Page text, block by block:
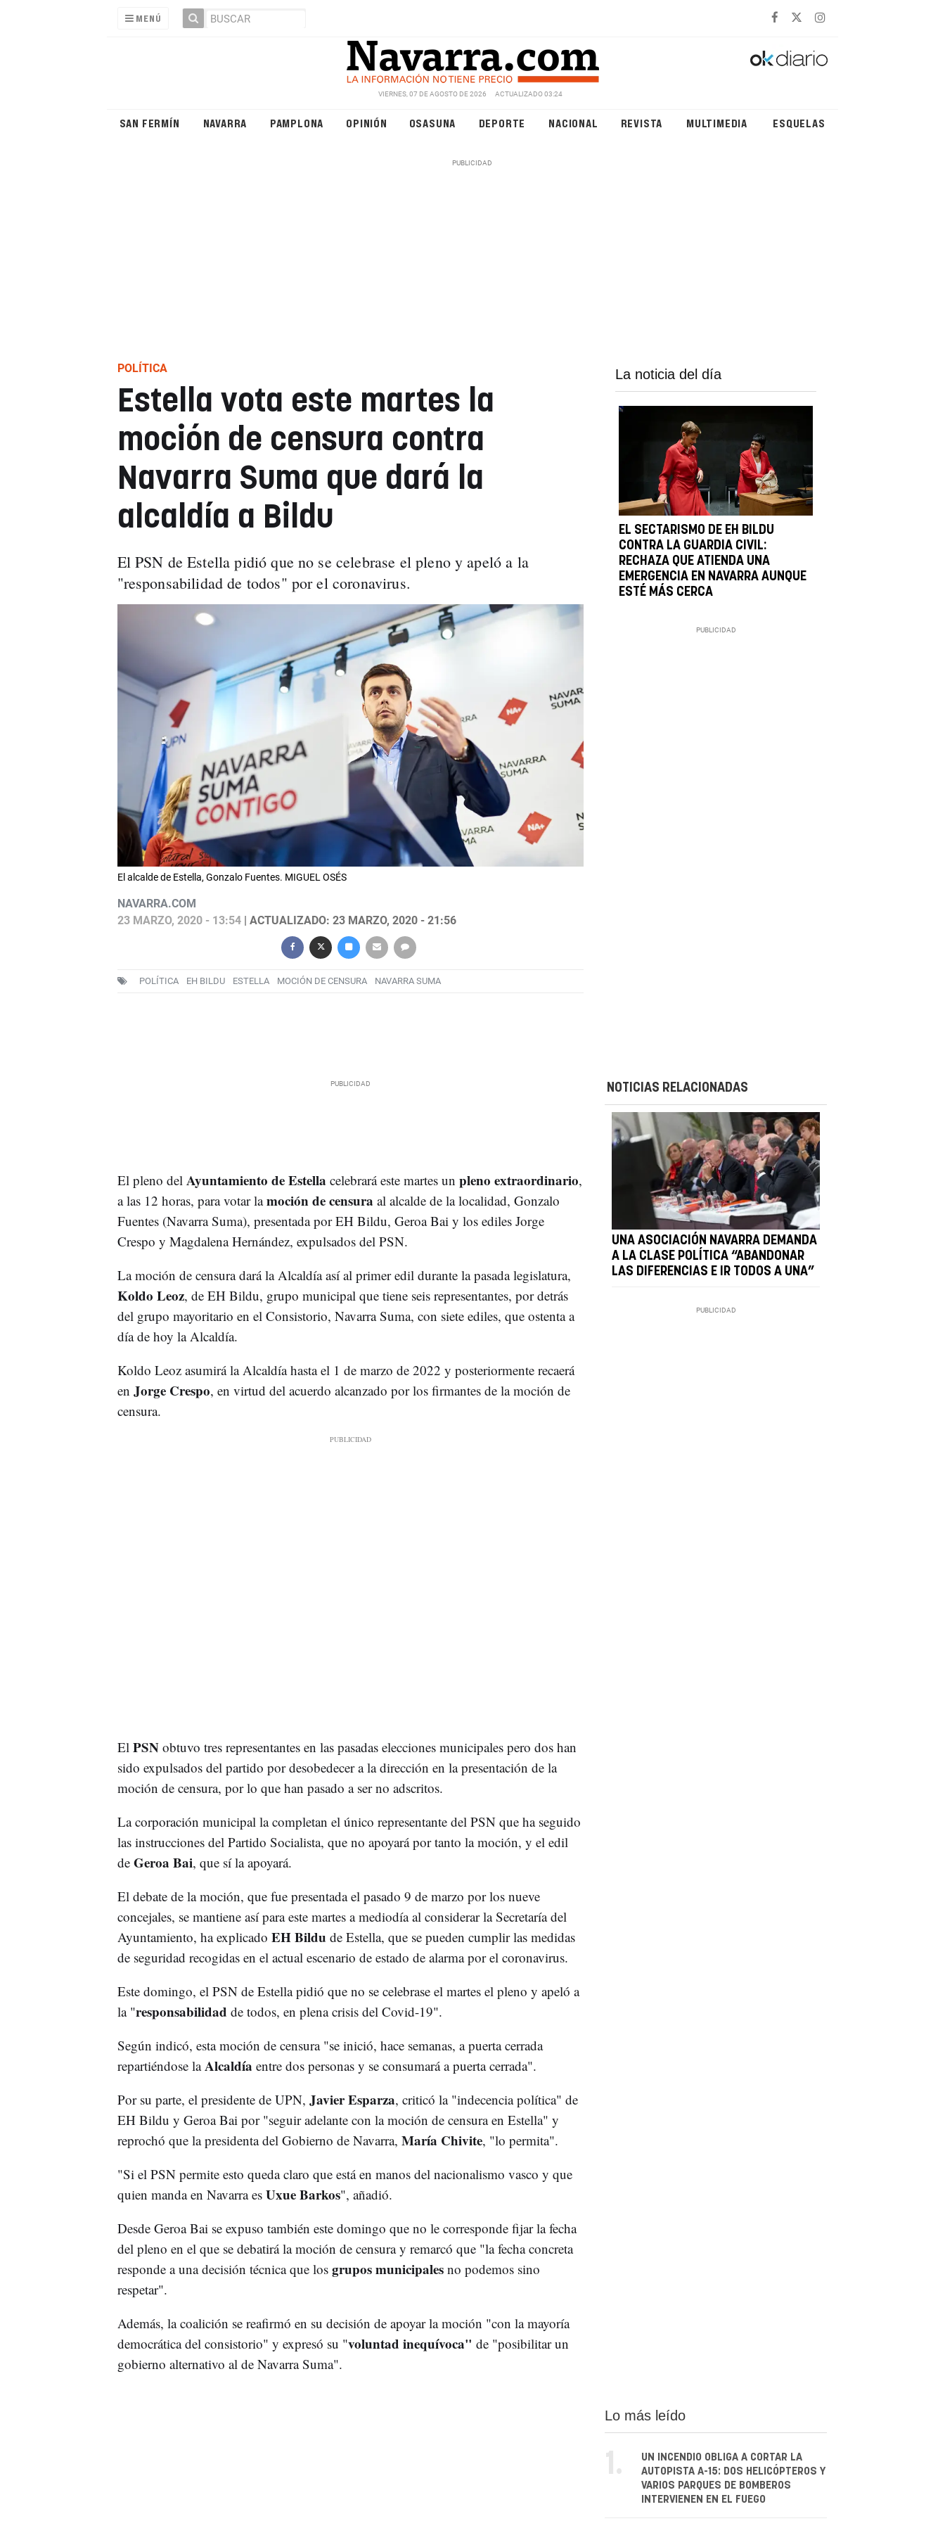
MENÚ
VIERNES, 07 DE AGOSTO DE 2026 ACTUALIZADO 03:24
SAN FERMÍN NAVARRA PAMPLONA OPINIÓN OSASUNA DEPORTE NACIONAL REVISTA MULTIMEDIA ESQUELAS
POLÍTICA
Estella vota este martes la
moción de censura contra
Navarra Suma que dará la
alcaldía a Bildu
El PSN de Estella pidió que no se celebrase el pleno y apeló a la
"responsabilidad de todos" por el coronavirus.
El alcalde de Estella, Gonzalo Fuentes. MIGUEL OSÉS
NAVARRA.COM
23 MARZO, 2020 - 13:54| ACTUALIZADO: 23 MARZO, 2020 - 21:56
POLÍTICA EH BILDU ESTELLA MOCIÓN DE CENSURA NAVARRA SUMA
La noticia del día
EL SECTARISMO DE EH BILDU
CONTRA LA GUARDIA CIVIL:
RECHAZA QUE ATIENDA UNA
EMERGENCIA EN NAVARRA AUNQUE
ESTÉ MÁS CERCA
El pleno del Ayuntamiento de Estella celebrará este martes un pleno extraordinario,
a las 12 horas, para votar lamoción de censura al alcalde de la localidad, Gonzalo
Fuentes (Navarra Suma), presentada por EH Bildu, Geroa Bai y los ediles Jorge
Crespo y Magdalena Hernández, expulsados del PSN.
La moción de censura dará la Alcaldía así al primer edil durante la pasada legislatura,
Koldo Leoz, de EH Bildu, grupo municipal que tiene seis representantes, por detrás
del grupo mayoritario en el Consistorio, Navarra Suma, con siete ediles, que ostenta a
día de hoy la Alcaldía.
Koldo Leoz asumirá la Alcaldía hasta el 1 de marzo de 2022 y posteriormente recaerá
en Jorge Crespo, en virtud del acuerdo alcanzado por los firmantes de la moción de
censura.
El PSN obtuvo tres representantes en las pasadas elecciones municipales pero dos han
sido expulsados del partido por desobedecer a la dirección en la presentación de la
moción de censura, por lo que han pasado a ser no adscritos.
La corporación municipal la completan el único representante del PSN que ha seguido
las instrucciones del Partido Socialista, que no apoyará por tanto la moción, y el edil
de Geroa Bai, que sí la apoyará.
El debate de la moción, que fue presentada el pasado 9 de marzo por los nueve
concejales, se mantiene así para este martes a mediodía al considerar la Secretaría del
Ayuntamiento, ha explicado EH Bildu de Estella, que se pueden cumplir las medidas
de seguridad recogidas en el actual escenario de estado de alarma por el coronavirus.
Este domingo, el PSN de Estella pidió que no se celebrase el martes el pleno y apeló a
la "responsabilidad de todos, en plena crisis del Covid-19".
Según indicó, esta moción de censura "se inició, hace semanas, a puerta cerrada
repartiéndose laAlcaldía entre dos personas y se consumará a puerta cerrada".
Por su parte, el presidente de UPN, Javier Esparza, criticó la "indecencia política" de
EH Bildu y Geroa Bai por "seguir adelante con la moción de censura en Estella" y
reprochó que la presidenta del Gobierno de Navarra, María Chivite, "lo permita".
"Si el PSN permite esto queda claro que está en manos del nacionalismo vasco y que
quien manda en Navarra es Uxue Barkos", añadió.
Desde Geroa Bai se expuso también este domingo que no le corresponde fijar la fecha
del pleno en el que se debatirá la moción de censura y remarcó que "la fecha concreta
responde a una decisión técnica que losgrupos municipales no podemos sino
respetar".
Además, la coalición se reafirmó en su decisión de apoyar la moción "con la mayoría
democrática del consistorio" y expresó su "voluntad inequívoca" de "posibilitar un
gobierno alternativo al de Navarra Suma".
NOTICIAS RELACIONADAS
UNA ASOCIACIÓN NAVARRA DEMANDA
A LA CLASE POLÍTICA “ABANDONAR
LAS DIFERENCIAS E IR TODOS A UNA”
Lo más leído
1.
UN INCENDIO OBLIGA A CORTAR LA
AUTOPISTA A-15: DOS HELICÓPTEROS Y
VARIOS PARQUES DE BOMBEROS
INTERVIENEN EN EL FUEGO